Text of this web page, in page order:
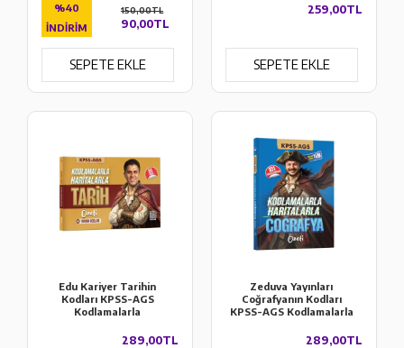
%40
İNDIRIM
90,00TL
150,00TL
SEPETE EKLE
259,00TL
SEPETE EKLE
Edu Kariyer Tarihin
Kodları KPSS-AGS
Kodlamalarla
289,00TL
Zeduva Yayınları
Coğrafyanın Kodları
KPSS-AGS Kodlamalarla
Özeti Cep Kitabı289,00TL